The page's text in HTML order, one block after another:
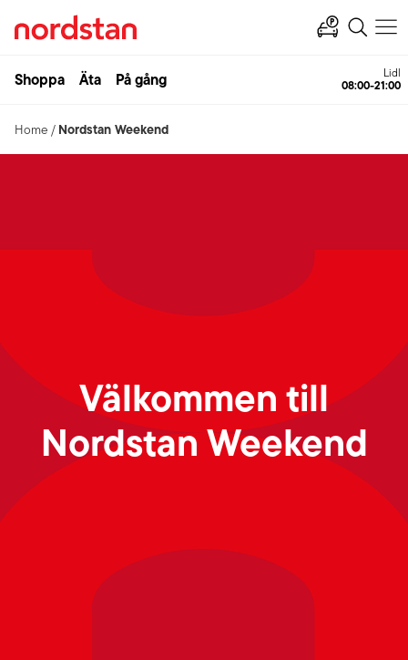
Shoppa Äta På gång Lidl
08:00-21:00
Home / Nordstan Weekend
Välkommen till
Nordstan Weekend